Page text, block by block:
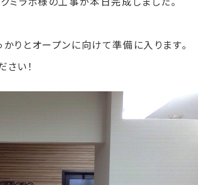
りとオープンに向けて準備に入ります。
い！